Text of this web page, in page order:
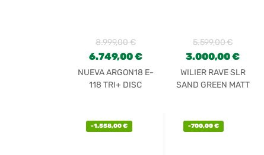
8.999,00€
6.749,00€
NUEVA ARGON18 E-
118 TRI+ DISC
5.599,00€
3.000,00€
WILIER RAVE SLR
SAND GREEN MATT
-1.558,00€ -700,00€